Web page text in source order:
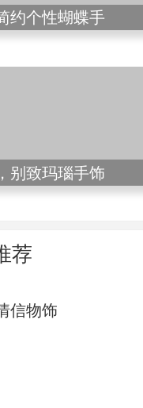
约个性蝴蝶手
别致玛瑙手饰
荐